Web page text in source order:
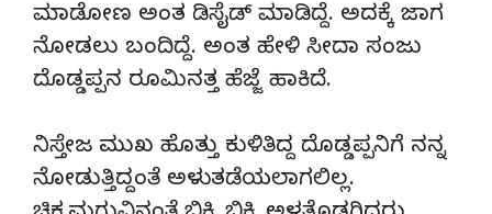
ಮಾಡೋಣ ಅಂತ ಡಿಸೈಡ್ ಮಾಡಿದ್ದೆ. ಅದಕ್ಕೆ ಜಾಗ
ನೋಡಲು ಬಂದಿದ್ದೆ. ಅಂತ ಹೇಳಿ ಸೀದಾ ಸಂಜು
ದೊಡ್ಡಪ್ಪನ ರೂಮಿನತ್ತ ಹೆಜ್ಜೆ ಹಾಕಿದೆ.
ನಿಸ್ತೇಜ ಮುಖ ಹೊತ್ತು ಕುಳಿತಿದ್ದ ದೊಡ್ಡಪ್ಪನಿಗೆ ನನ್ನ
ನೋಡುತ್ತಿದ್ದಂತೆ ಅಳುತಡೆಯಲಾಗಲಿಲ್ಲ.